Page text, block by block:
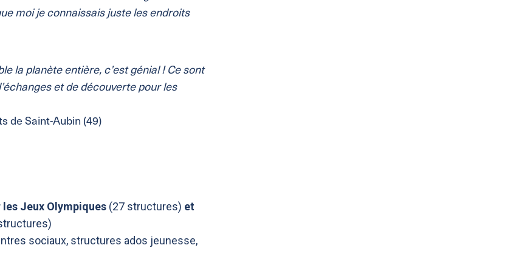
moi je connaissais juste les endroits
la planète entière, c’est génial ! Ce sont
et de découverte pour les
de Saint-Aubin (49)
les Jeux Olympiques (27 structures) et
sociaux, structures ados jeunesse,